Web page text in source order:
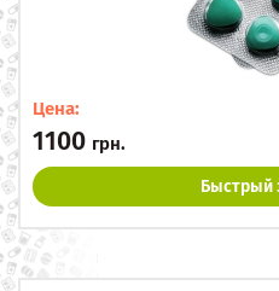
Цена:
1100 грн.
Быстрый